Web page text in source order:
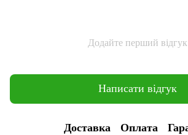
Додайте перший відгук
Написати відгук
Доставка Оплата